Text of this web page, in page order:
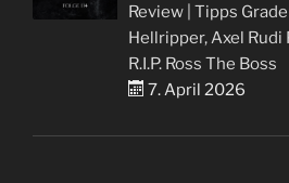
Review | Tipps
Hellripper, Axel Rudi
R.I.P. Ross The Boss
7. April 2026